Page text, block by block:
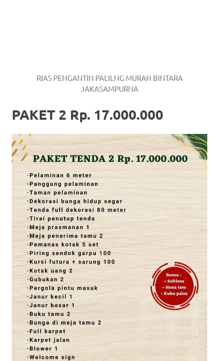
RIAS PENGANTIN PALILNG MURAH BINTARA
JAKASAMPURNA
PAKET 2 Rp. 17.000.000